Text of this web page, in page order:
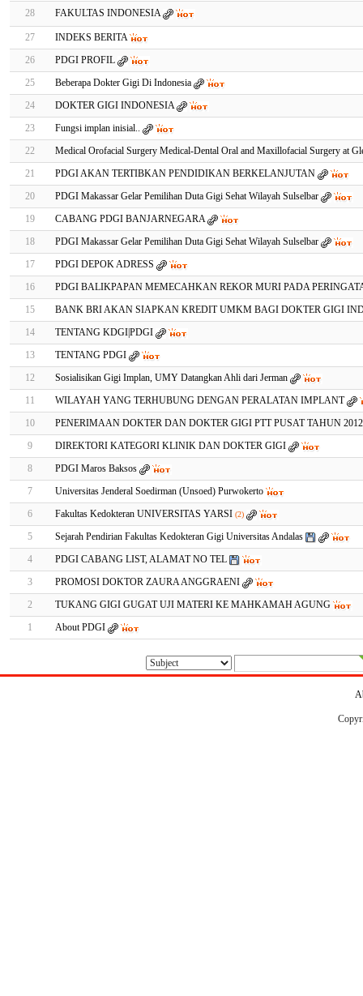
28 FAKULTAS INDONESIA
27
INDEKS BERITA
26
PDGI PROFIL
25
Beberapa Dokter Gigi Di Indonesia
24
DOKTER GIGI INDONESIA
23
Fungsi implan inisial..
22
Medical Orofacial Surgery Medical-Dental Oral and Maxillofacial Surgery at
21
PDGI AKAN TERTIBKAN PENDIDIKAN BERKELANJUTAN
20
PDGI Makassar Gelar Pemilihan Duta Gigi Sehat Wilayah Sulselbar
19
CABANG PDGI BANJARNEGARA
18
PDGI Makassar Gelar Pemilihan Duta Gigi Sehat Wilayah Sulselbar
17
PDGI DEPOK ADRESS
16
PDGI BALIKPAPAN MEMECAHKAN REKOR MURI PADA
15
BANK BRI AKAN SIAPKAN KREDIT UMKM BAGI DOKTER GIGI
14
TENTANG KDGI|PDGI
13
TENTANG PDGI
12
Sosialisikan Gigi Implan, UMY Datangkan Ahli dari Jerman
11
WILAYAH YANG TERHUBUNG DENGAN PERALATAN IMPLANT
10
PENERIMAAN DOKTER DAN DOKTER GIGI PTT PUSAT TAHUN
9
DIREKTORI KATEGORI KLINIK DAN DOKTER GIGI
8
PDGI Maros Baksos
7
Universitas Jenderal Soedirman (Unsoed) Purwokerto
6
Fakultas Kedokteran UNIVERSITAS YARSI (2)
5
Sejarah Pendirian Fakultas Kedokteran Gigi Universitas Andalas
4
PDGI CABANG LIST, ALAMAT NO TEL
3
PROMOSI DOKTOR ZAURA ANGGRAENI
2
TUKANG GIGI GUGAT UJI MATERI KE MAHKAMAH AGUNG
1
About PDGI